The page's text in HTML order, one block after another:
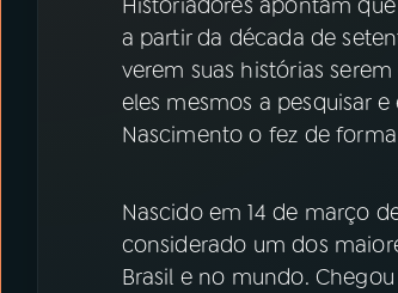
a partir da década de
verem suas histórias
eles mesmos a pesquisar
Nascimento o fez de
Nascido em 14 de março
considerado um dos
Brasil e no mundo.